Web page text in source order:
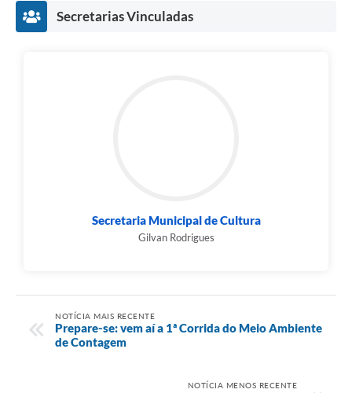
Secretarias Vinculadas
Secretaria Municipal de Cultura
Gilvan Rodrigues
NOTÍCIA MAIS RECENTE
Prepare-se: vem aí a 1ª Corrida do Meio Ambiente
de Contagem
NOTÍCIA MENOS RECENTE